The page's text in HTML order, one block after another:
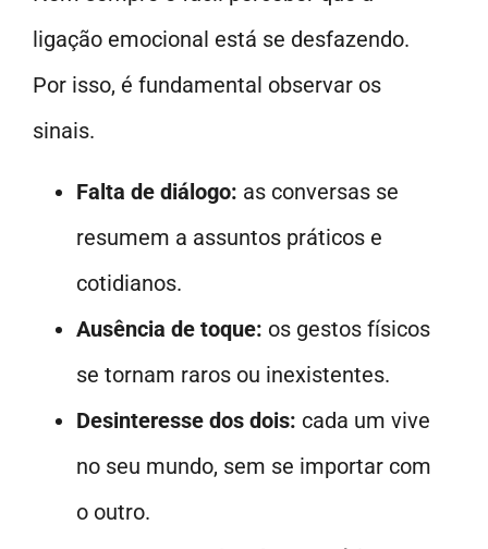
ligação emocional está se desfazendo.
Por isso, é fundamental observar os
sinais.
Falta de diálogo: as conversas se
resumem a assuntos práticos e
cotidianos.
Ausência de toque: os gestos físicos
se tornam raros ou inexistentes.
Desinteresse dos dois: cada um vive
no seu mundo, sem se importar com
o outro.